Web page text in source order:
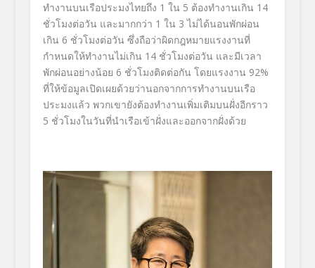
ทำงานบนเรือประมงไทยถึง 1 ใน 5 ต้องทำงานเกิน 14
ชั่วโมงต่อวัน และมากกว่า 1 ใน 3 ไม่ได้นอนพักผ่อน
เกิน 6 ชั่วโมงต่อวัน ซึ่งถือว่าผิดกฎหมายแรงงานที่
กำหนดให้ทำงานไม่เกิน 14 ชั่วโมงต่อวัน และมีเวลา
พักผ่อนอย่างน้อย 6 ชั่วโมงติดต่อกัน โดยแรงงาน 92%
ที่ให้ข้อมูลเปิดเผยด้วยว่านอกจากการทำงานบนเรือ
ประมงแล้ว พวกเขายังต้องทำงานเพิ่มเติมบนฝั่งอีกราว
5 ชั่วโมงในวันที่นำเรือเข้าฝั่งและออกจากฝั่งด้วย